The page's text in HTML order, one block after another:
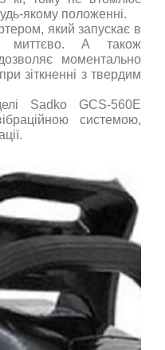
якому положенні.
який запускає в
миттєво. А також
моментально
зіткненні з твердим
Sadko GCS-560E
системою,